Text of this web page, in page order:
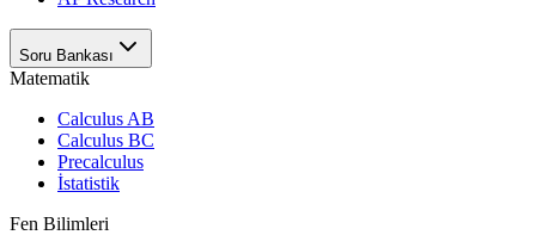
Soru Bankası
Matematik
Calculus AB
Calculus BC
Precalculus
İstatistik
Fen Bilimleri